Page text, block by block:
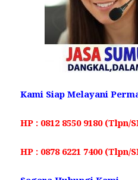
Kami Siap Melayani
HP : 0812 8550 9180 (Tlpn/
HP : 0878 6221 7400 (Tlpn/